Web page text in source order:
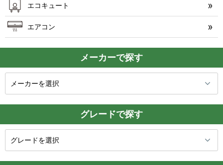
エコキュート
エアコン
メーカーで探す
グレードで探す